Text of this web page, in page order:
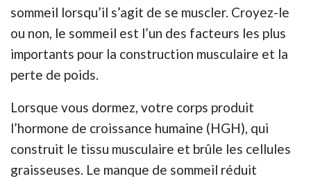
sommeil lorsqu’il s’agit de se muscler. Croyez-le
ou non, le sommeil est l’un des facteurs les plus
importants pour la construction musculaire et la
perte de poids.
Lorsque vous dormez, votre corps produit
l’hormone de croissance humaine (HGH), qui
construit le tissu musculaire et brûle les cellules
graisseuses. Le manque de sommeil réduit